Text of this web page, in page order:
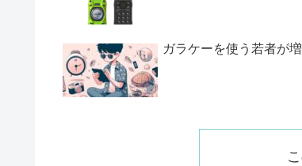
ガラケーを使う若者が